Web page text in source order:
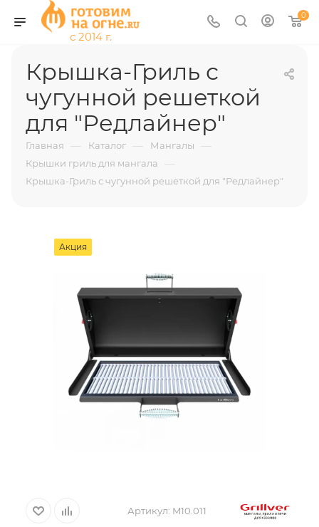
0
Крышка-Гриль с
чугунной решеткой
для "Редлайнер"
Главная — Каталог — Мангалы —
Крышки гриль для мангала —
Крышка-Гриль с чугунной решеткой для "Редлайнер"
Акция
Артикул: M10.011